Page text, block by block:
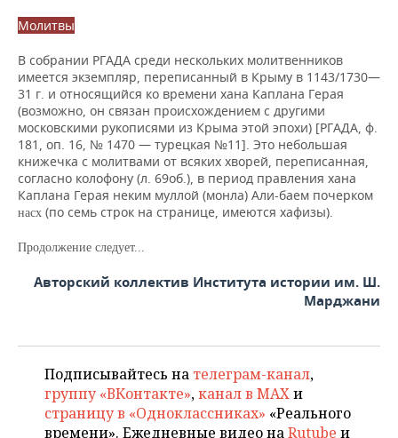
Молитвы
В собрании РГАДА среди нескольких молитвенников
имеется экземпляр, переписанный в Крыму в 1143/1730—
31 г. и относящийся ко времени хана Каплана Герая
(возможно, он связан происхождением с другими
московскими рукописями из Крыма этой эпохи) [РГАДА, ф.
181, оп. 16, № 1470 — турецкая №11]. Это небольшая
книжечка с молитвами от всяких хворей, переписанная,
согласно колофону (л. 69об.), в период правления хана
Каплана Герая неким муллой (монла) Али-баем почерком
насх (по семь строк на странице, имеются хафизы).
Продолжение следует...
Авторский коллектив Института истории им. Ш.
Марджани
Подписывайтесь на телеграм-канал,
группу «ВКонтакте»,канал в MAXи
страницу в «Одноклассниках» «Реального
времени». Ежедневные видео наRutube и